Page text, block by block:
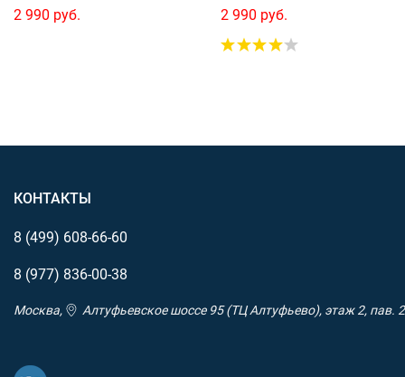
2 990 руб. 2 990 руб.
КОНТАКТЫ
8 (499) 608-66-60
8 (977) 836-00-38
Москва, Алтуфьевское шоссе 95 (ТЦ Алтуфьево), этаж 2, пав. 2